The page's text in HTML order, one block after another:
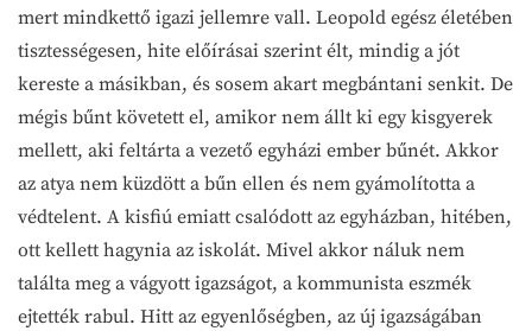
mert mindkettő igazi jellemre vall. Leopold egész életében
tisztességesen, hite előírásai szerint élt, mindig a jót
kereste a másikban, és sosem akart megbántani senkit. De
mégis bűnt követett el, amikor nem állt ki egy kisgyerek
mellett, aki feltárta a vezető egyházi ember bűnét. Akkor
az atya nem küzdött a bűn ellen és nem gyámolította a
védtelent. A kisfiú emiatt csalódott az egyházban, hitében,
ott kellett hagynia az iskolát. Mivel akkor náluk nem
találta meg a vágyott igazságot, a kommunista eszmék
ejtették rabul. Hitt az egyenlőségben, az új igazságában